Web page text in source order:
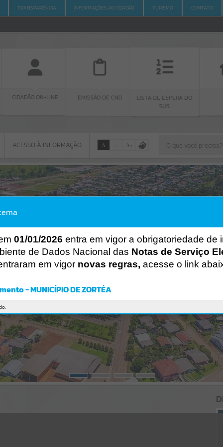
TRANSPARÊNCIA INFORMAÇÕES AO CIDADÃO TURISMO CONTATO
EMISSÃO DE CND
LISTA DE ESPERA DO
IPTU
Por favor, aguarde...
ACESSO À INFORMAÇÃO
ACESSO À INFORMAÇÃO
A A+
01/01/2026 entra em vigor a obrigatoriedade de
de Dados Nacional das Notas de Serviço
em vigor novas regras, acesse o link
- MUNICÍPIO DE ZORTÉA
Gerenciamento do Sistema
CÓDIGO DA MENSAGEM: EST-000040
Ocorreu um erro de script:
Uncaught SyntaxError: Unexpected token '('
https://zortea.atende.net/cidadao/static/bundle/wpo_index_2_base_
l2_portal_editores_sync_ba916f3256046a54cb047e8d7094a74a.js?
Verificar Mais Detalhes